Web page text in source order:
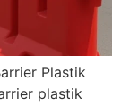
Plastik
plastik